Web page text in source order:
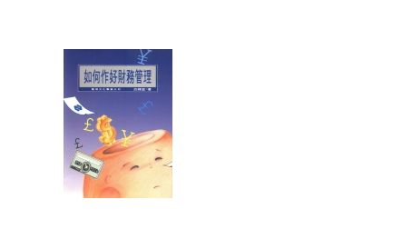
899元以下須自付80元運費。外文書籍將由專人估
，請至會員專區查詢「我的訂單」